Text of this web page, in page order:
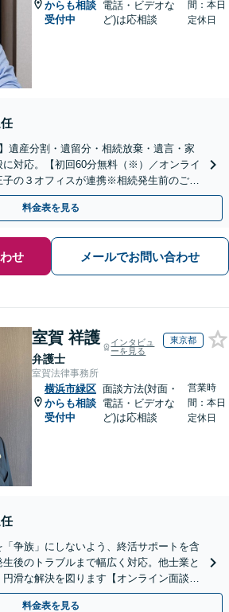
からも相談
受付中
電話・ビデオな
ど)は応相談
間：本日
定休日
遺産分割・遺留分・相続放棄・遺言・家
対応。【初回60分無料（※）／オンライ
子の３オフィスが連携※相続発生前のご相
ございます。
料金表を見る
せ メールでお問い合わせ
室賀 祥護
弁護士
インタビュ
ーを見る
東京都
室賀法律事務所
横浜市緑区
からも相談
受付中
面談方法(対面・
電話・ビデオな
ど)は応相談
営業時
間：本日
定休日
「争族」にしないよう、終活サポートを含
後のトラブルまで幅広く対応。他士業と
滑な解決を図ります【オンライン面談対
料金表を見る